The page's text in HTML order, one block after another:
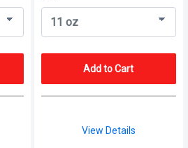
Add to Cart
View Details